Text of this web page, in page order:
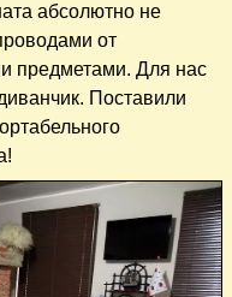
абсолютно не
от
предметами. Для нас
Поставили